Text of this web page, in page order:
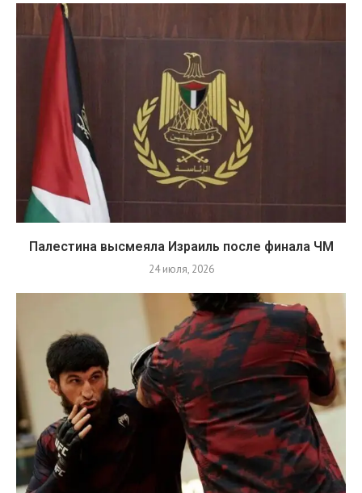
Палестина высмеяла Израиль после финала ЧМ
24 июля, 2026